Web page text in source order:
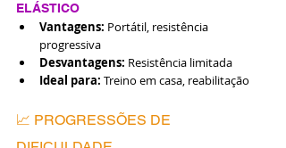
ELÁSTICO
Vantagens: Portátil, resistência
progressiva
Desvantagens: Resistência limitada
Ideal para: Treino em casa, reabilitação
📈 PROGRESSÕES DE